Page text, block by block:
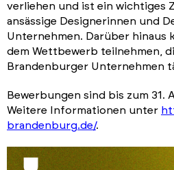
verliehen und ist ein wichtiges
ansässige Designerinnen und
Unternehmen. Darüber hinaus
dem Wettbewerb teilnehmen,
Brandenburger Unternehmen
Bewerbungen sind bis zum 31.
Weitere Informationen unter
brandenburg.de/.